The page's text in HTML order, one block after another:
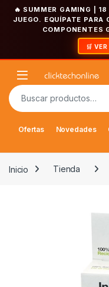
🔥 SUMMER GAMING |
JUEGO. EQUÍPATE PARA
COMPONENTES
🛒
Open
Buscar por:
Ofertas Novedades
Inicio Tienda